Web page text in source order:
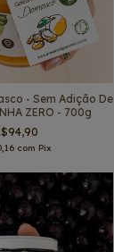
- Sem Adição De
ZERO - 700g
com Pix